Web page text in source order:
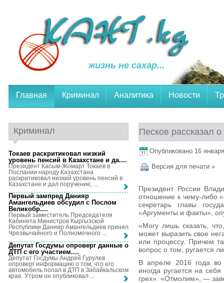
жизнь не сахар...
Главная Криминал Аналитика Новости
Песков рассказал
Опубликовано 16
Версия для печати »
Президент России
отношение к чему-либо
секретарь главы
«Аргументы и факты»,
«Могу лишь сказать,
может выразить свое
или процессу. Причем
вопрос о том, ругается
В апреле 2016 года
иногда ругается на
грех». «Отмолим», —
Криминал
Токаев раскритиковал низкий
уровень пенсий в Казахстане и да....
Президент Касым-Жомарт Токаев в
Послании народу Казахстана
раскритиковал низкий уровень пенсий в
Казахстане и дал поручение, ...
Первый зампред Данияр
Амангельдиев обсудил с Послом
Великобр....
Первый заместитель Председателя
Кабинета Министров Кыргызской
Республики Данияр Амангельдиев принял
Чрезвычайного и Полномочного ...
Депутат Госдумы опроверг данные о
ДТП с его участием....
Депутат Госдумы Андрей Гурулев
опроверг информацию о том, что его
автомобиль попал в ДТП в Забайкальском
крае. Утром он опубликовал ...